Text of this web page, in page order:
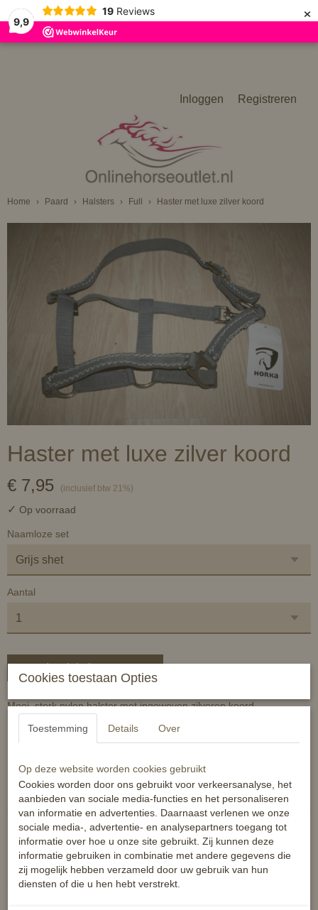
9,9
19 Reviews ×
Inloggen Registreren
Home › Paard › Halsters › Full › Haster met luxe zilver koord
Haster met luxe zilver koord
€ 7,95 (inclusief btw 21%)
✓ Op voorraad
Naamloze set
Aantal
In winkelwagen
Mooi, sterk nylon halster met ingeweven zilveren koord.
Kleur metaal grijs.
Reacties
Ook interessant
Cookies toestaan Opties
Toestemming Details Over
Op deze website worden cookies gebruikt
Cookies worden door ons gebruikt voor verkeersanalyse, het
aanbieden van sociale media-functies en het personaliseren
van informatie en advertenties. Daarnaast verlenen we onze
sociale media-, advertentie- en analysepartners toegang tot
informatie over hoe u onze site gebruikt. Zij kunnen deze
informatie gebruiken in combinatie met andere gegevens die
zij mogelijk hebben verzameld door uw gebruik van hun
diensten of die u hen hebt verstrekt.